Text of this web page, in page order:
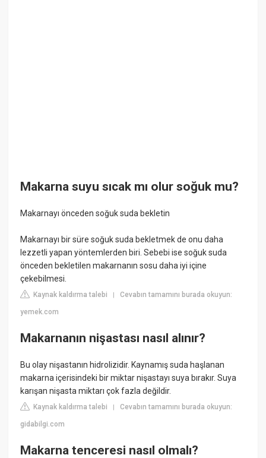
Makarna suyu sıcak mı olur soğuk mu?
Makarnayı önceden soğuk suda bekletin
Makarnayı bir süre soğuk suda bekletmek de onu daha
lezzetli yapan yöntemlerden biri. Sebebi ise soğuk suda
önceden bekletilen makarnanın sosu daha iyi içine
çekebilmesi.
Kaynak kaldırma talebi |Cevabın tamamını burada okuyun:
yemek.com
Makarnanın nişastası nasıl alınır?
Bu olay nişastanın hidrolizidir. Kaynamış suda haşlanan
makarna içerisindeki bir miktar nişastayı suya bırakır. Suya
karışan nişasta miktarı çok fazla değildir.
Kaynak kaldırma talebi |Cevabın tamamını burada okuyun:
gidabilgi.com
Makarna tenceresi nasıl olmalı?